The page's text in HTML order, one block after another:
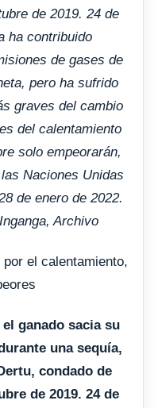
de 2019. 24 de
ha contribuido
de gases de
pero ha sufrido
graves del cambio
del calentamiento
solo empeorarán,
Naciones Unidas
de enero de 2022.
Archivo
ganado sacia su
una sequía,
condado de
de 2019. 24 de